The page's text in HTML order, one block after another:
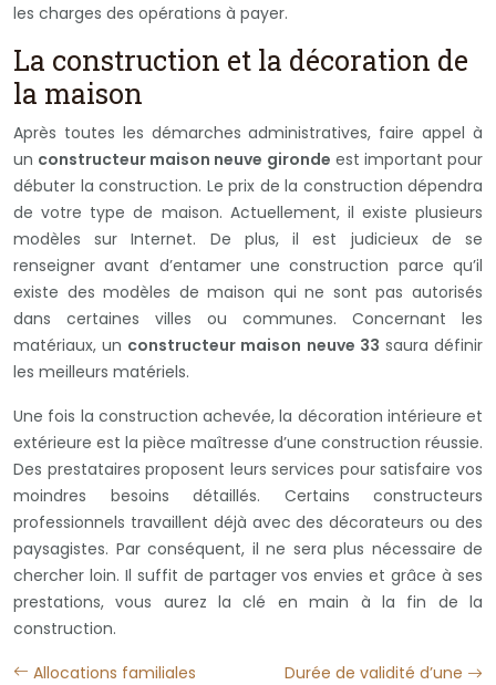
les charges des opérations à payer.
La construction et la décoration de
la maison
Après toutes les démarches administratives, faire appel à
un constructeur maison neuve gironde est important pour
débuter la construction. Le prix de la construction dépendra
de votre type de maison. Actuellement, il existe plusieurs
modèles sur Internet. De plus, il est judicieux de se
renseigner avant d’entamer une construction parce qu’il
existe des modèles de maison qui ne sont pas autorisés
dans certaines villes ou communes. Concernant les
matériaux, un constructeur maison neuve 33 saura définir
les meilleurs matériels.
Une fois la construction achevée, la décoration intérieure et
extérieure est la pièce maîtresse d’une construction réussie.
Des prestataires proposent leurs services pour satisfaire vos
moindres besoins détaillés. Certains constructeurs
professionnels travaillent déjà avec des décorateurs ou des
paysagistes. Par conséquent, il ne sera plus nécessaire de
chercher loin. Il suffit de partager vos envies et grâce à ses
prestations, vous aurez la clé en main à la fin de la
construction.
Allocations familiales
Durée de validité d’une